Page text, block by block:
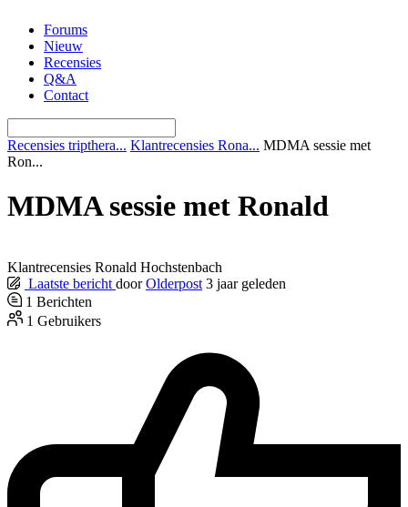
naar
inhoud
Forums
Nieuw
Recensies
Q&A
Contact
Recensies tripthera... Klantrecensies Rona... MDMA sessie met
Ron...
MDMA sessie met Ronald
Klantrecensies Ronald Hochstenbach
Laatste bericht door Olderpost 3 jaar geleden
1 Berichten
1 Gebruikers